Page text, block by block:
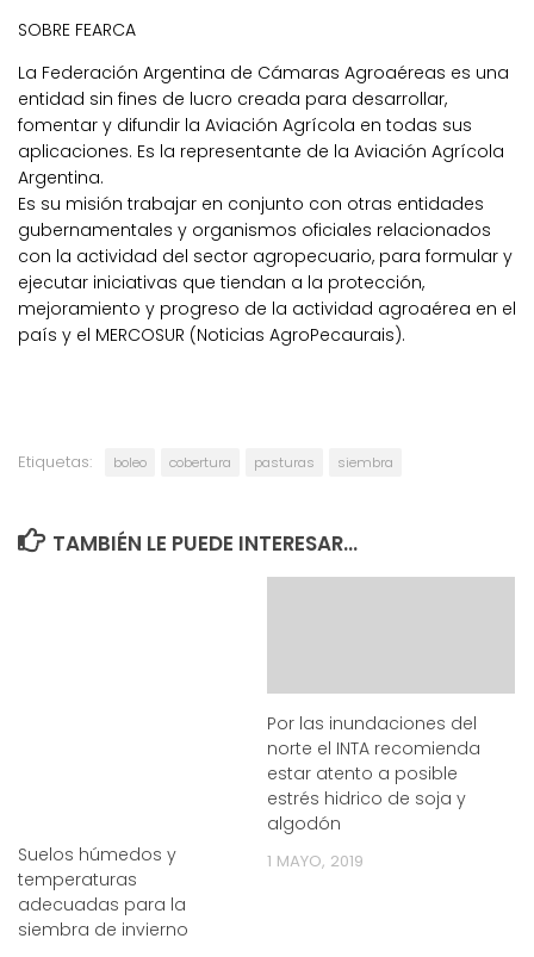
SOBRE FEARCA
La Federación Argentina de Cámaras Agroaéreas es una
entidad sin fines de lucro creada para desarrollar,
fomentar y difundir la Aviación Agrícola en todas sus
aplicaciones. Es la representante de la Aviación Agrícola
Argentina.
Es su misión trabajar en conjunto con otras entidades
gubernamentales y organismos oficiales relacionados
con la actividad del sector agropecuario, para formular y
ejecutar iniciativas que tiendan a la protección,
mejoramiento y progreso de la actividad agroaérea en el
país y el MERCOSUR (Noticias AgroPecaurais).
Etiquetas: boleo cobertura pasturas siembra
TAMBIÉN LE PUEDE INTERESAR...
Suelos húmedos y
temperaturas
adecuadas para la
siembra de invierno
Por las inundaciones del
norte el INTA recomienda
estar atento a posible
estrés hidrico de soja y
algodón
1 MAYO, 2019